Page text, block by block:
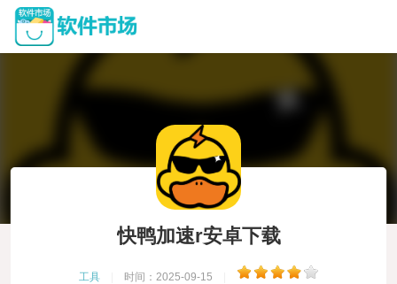
快鸭加速r安卓下载
工具 时间：2025-09-15